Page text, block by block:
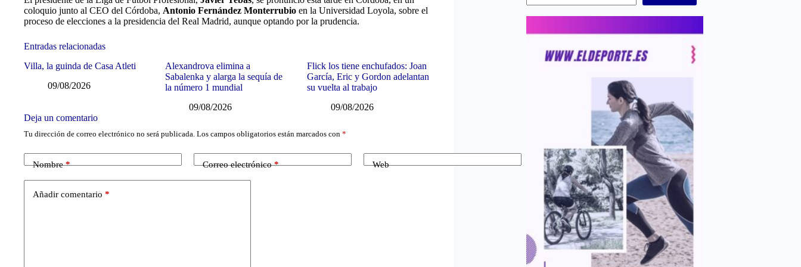
coloquio junto al CEO del Córdoba, Antonio Fernández Monterrubio en la Universidad Loyola, sobre el
proceso de elecciones a la presidencia del Real Madrid, aunque optando por la prudencia.
Entradas relacionadas
Villa, la guinda de Casa Atleti
09/08/2026
Alexandrova elimina a
Sabalenka y alarga la sequía de
la número 1 mundial
09/08/2026
Flick los tiene enchufados: Joan
García, Eric y Gordon adelantan
su vuelta al trabajo
09/08/2026
Deja un comentario
Tu dirección de correo electrónico no será publicada. Los campos obligatorios están marcados con *
Nombre* Correo electrónico* Web
Añadir comentario *